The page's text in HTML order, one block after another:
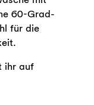
60-Grad-
für die
ihr auf